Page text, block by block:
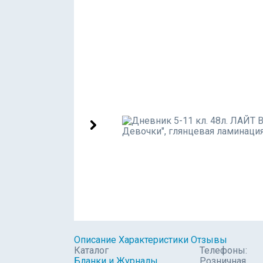
Описание Характеристики Отзывы
Каталог
Телефоны: